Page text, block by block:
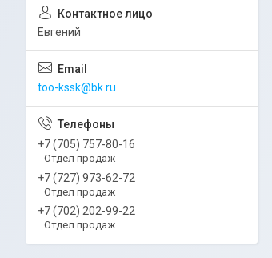
Евгений
too-kssk@bk.ru
+7 (705) 757-80-16
Отдел продаж
+7 (727) 973-62-72
Отдел продаж
+7 (702) 202-99-22
Отдел продаж